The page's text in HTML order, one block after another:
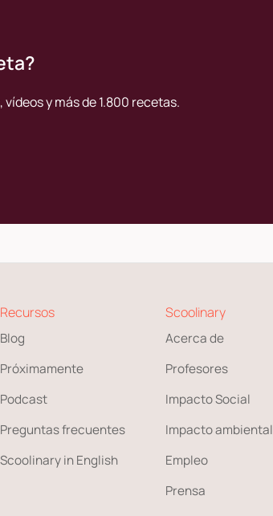
y más de 1.800 recetas.
Recursos
Blog
Próximamente
Podcast
Preguntas frecuentes
Scoolinary in English
Scoolinary
Acerca de
Profesores
Impacto Social
Impacto ambiental
Empleo
Prensa